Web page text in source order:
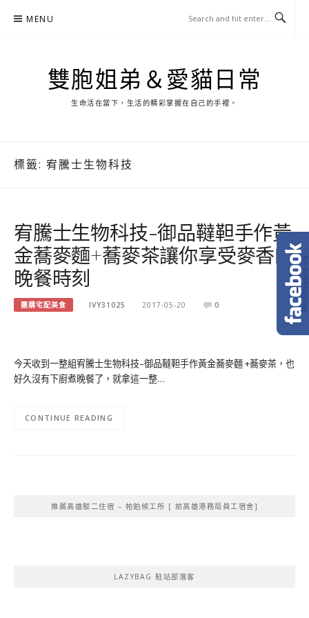
MENU
雙胞姐弟＆愛貓日常
生命活在當下，生活的精彩掌握在自己的手裡。
標籤: 宥騰士生物科技
宥騰士生物科技-御品韃靼手作黃
金蕎麥麵+蕎麥茶讓你享受麥香的
晚餐時刻
團購宅配美食 IVY31025 2017-05-20 0
今天收到一整組宥騰士生物科技–御品韃靼手作黃金蕎麥麵 +蕎麥茶，也
好久沒有下廚煮晚餐了，就拿這一整…
CONTINUE READING
推薦高雄駁二住宿 – 帕鉑候工所 [ 前高雄港務局員工宿舍]
LAZYBAG 駐站部落客